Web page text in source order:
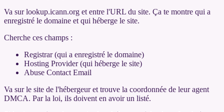
Va sur lookup.icann.org et entre l'URL du site. Ça te montre qui a
enregistré le domaine et qui héberge le site.
Cherche ces champs :
Registrar (qui a enregistré le domaine)
Hosting Provider (qui héberge le site)
Abuse Contact Email
Va sur le site de l'hébergeur et trouve la coordonnée de leur agent
DMCA. Par la loi, ils doivent en avoir un listé.